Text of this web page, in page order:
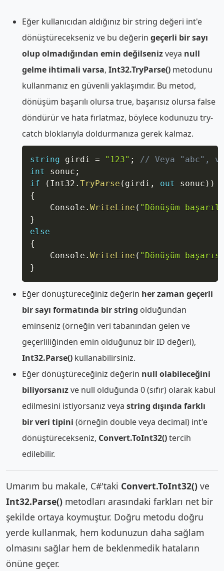
Eğer kullanıcıdan aldığınız bir string değeri int'e
dönüştürecekseniz ve bu değerin geçerli bir sayı
olup olmadığından emin değilsenizveya null
gelme ihtimali varsa, Int32.TryParse() metodunu
kullanmanız en güvenli yaklaşımdır. Bu metod,
dönüşüm başarılı olursa true, başarısız olursa false
döndürür ve hata fırlatmaz, böylece kodunuzu try-
catch bloklarıyla doldurmanıza gerek kalmaz.
string girdi = "123" ;
// Veya "abc",
int
sonuc ;
if
( Int32 . TryParse ( girdi , out sonuc ) )
{
    Console
. WriteLine ( "Dönüşüm
}
else
{
    Console
. WriteLine ( "Dönüşüm
}
Copy
Eğer dönüştüreceğiniz değerin her zaman geçerli
bir sayı formatında bir string olduğundan
eminseniz (örneğin veri tabanından gelen ve
geçerliliğinden emin olduğunuz bir ID değeri),
Int32.Parse() kullanabilirsiniz.
Eğer dönüştüreceğiniz değerin null olabileceğini
biliyorsanızve null olduğunda 0 (sıfır) olarak kabul
edilmesini istiyorsanız veya string dışında farklı
bir veri tipini (örneğin double veya decimal) int'e
dönüştürecekseniz, Convert.ToInt32()tercih
edilebilir.
Umarım bu makale, C#'taki Convert.ToInt32() ve
Int32.Parse() metodları arasındaki farkları net bir
şekilde ortaya koymuştur. Doğru metodu doğru
yerde kullanmak, hem kodunuzun daha sağlam
olmasını sağlar hem de beklenmedik hataların
önüne geçer.